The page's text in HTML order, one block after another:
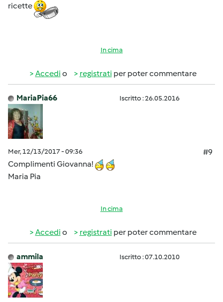
ricette
In cima
Accedi o registrati per poter commentare
MariaPia66 Iscritto : 26.05.2016
Mer, 12/13/2017 - 09:36
#9
Complimenti Giovanna!
Maria Pia
In cima
Accedi o registrati per poter commentare
ammila Iscritto : 07.10.2010